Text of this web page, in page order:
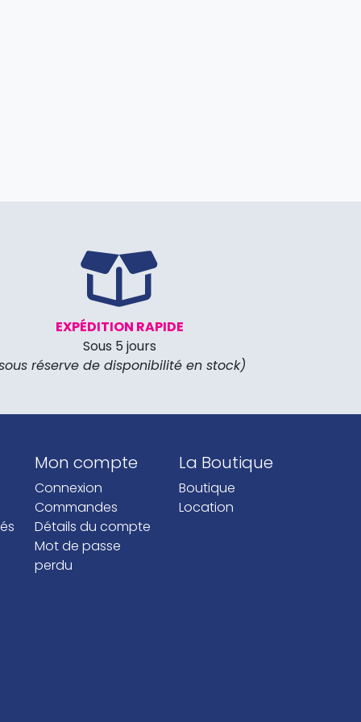
EXPÉDITION RAPIDE
Sous 5 jours
réserve de disponibilité en stock)
Mon compte
Connexion
Commandes
Détails du compte
Mot de passe
perdu
La Boutique
Boutique
Location